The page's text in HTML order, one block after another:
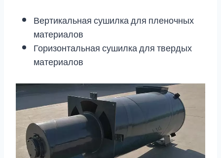
Вертикальная сушилка для пленочных
материалов
Горизонтальная сушилка для твердых
материалов